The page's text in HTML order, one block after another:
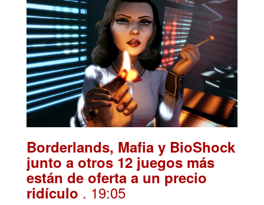
Borderlands, Mafia y BioShock
junto a otros 12 juegos más
están de oferta a un precio
ridículo . 19:05